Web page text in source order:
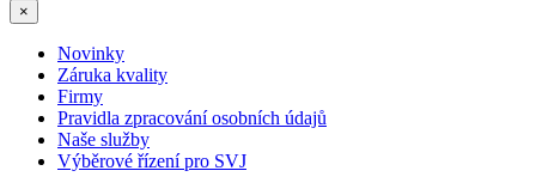
×
Novinky
Záruka kvality
Firmy
Pravidla zpracování osobních údajů
Naše služby
Výběrové řízení pro SVJ